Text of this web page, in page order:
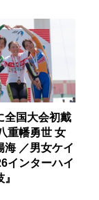
全国大会初戴
重幡勇世 女
海 ／男女ケイ
インターハイ